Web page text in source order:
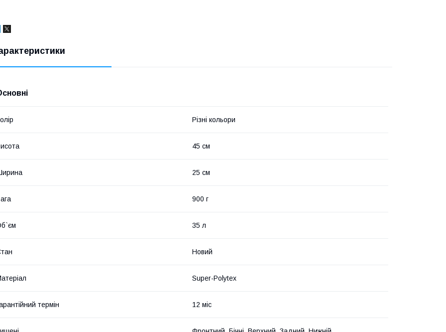
Різні кольори
45 см
25 см
900 г
35 л
Новий
Super-Polytex
термін 12 міс